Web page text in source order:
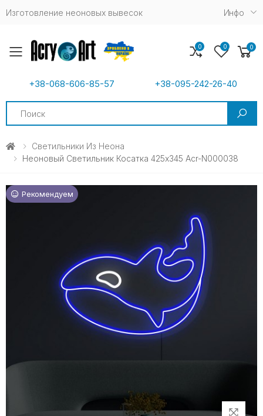
Изготовление неоновых вывесок Инфо
Toggle mobile menu
+38-068-606-85-57 +38-095-242-26-40
0 0 0
Светильники Из Неона
Неоновый Светильник Косатка 425х345 Acr-N000038
Рекомендуем